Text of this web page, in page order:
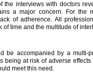
the interviews with doctors
a major concern. For the
of adherence. All
time and the multitude of
be accompanied by a multi-
being at risk of adverse
meet this need.